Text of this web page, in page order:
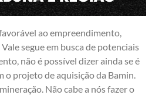
ao empreendimento,
segue em busca de potenciais
não é possível dizer ainda se é
o projeto de aquisição da Bamin.
Não cabe a nós fazer o